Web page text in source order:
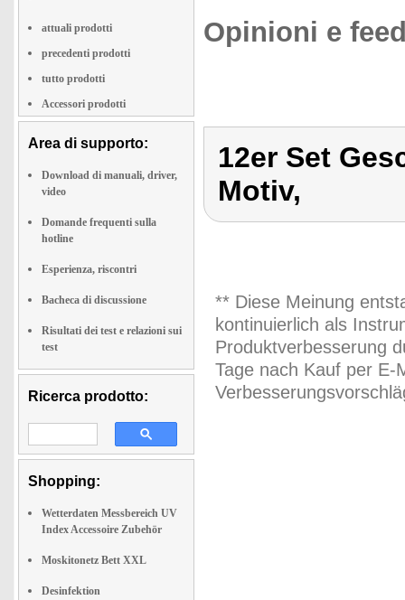
attuali prodotti
precedenti prodotti
tutto prodotti
Accessori prodotti
Area di supporto:
Download di manuali, driver,
video
Domande frequenti sulla
hotline
Esperienza, riscontri
Bacheca di discussione
Risultati dei test e relazioni sui
test
Ricerca prodotto:
Shopping:
Wetterdaten Messbereich UV
Index Accessoire Zubehör
Moskitonetz Bett XXL
Desinfektion
Opinioni e
12er Set
Motiv,
** Diese Meinung
kontinuierlich als
Produktverbesserung
Tage nach Kauf per E-